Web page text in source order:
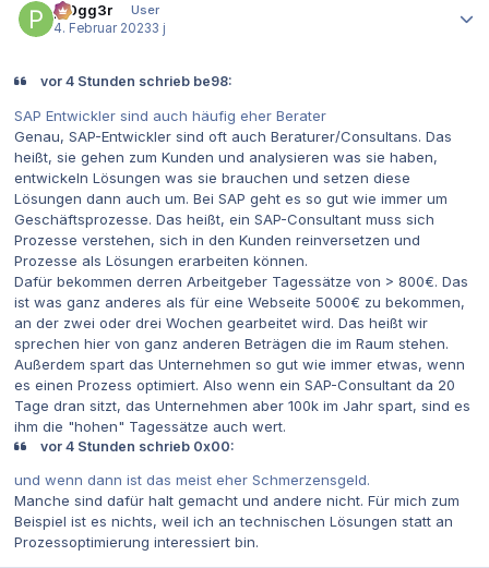
pr0gg3r
User
4. Februar 20233 j
vor 4 Stunden schrieb be98:
SAP Entwickler sind auch häufig eher Berater
Genau, SAP-Entwickler sind oft auch Beraturer/Consultans. Das
heißt, sie gehen zum Kunden und analysieren was sie haben,
entwickeln Lösungen was sie brauchen und setzen diese
Lösungen dann auch um. Bei SAP geht es so gut wie immer um
Geschäftsprozesse. Das heißt, ein SAP-Consultant muss sich
Prozesse verstehen, sich in den Kunden reinversetzen und
Prozesse als Lösungen erarbeiten können.
Dafür bekommen derren Arbeitgeber Tagessätze von > 800€. Das
ist was ganz anderes als für eine Webseite 5000€ zu bekommen,
an der zwei oder drei Wochen gearbeitet wird. Das heißt wir
sprechen hier von ganz anderen Beträgen die im Raum stehen.
Außerdem spart das Unternehmen so gut wie immer etwas, wenn
es einen Prozess optimiert. Also wenn ein SAP-Consultant da 20
Tage dran sitzt, das Unternehmen aber 100k im Jahr spart, sind es
ihm die "hohen" Tagessätze auch wert.
vor 4 Stunden schrieb 0x00:
und wenn dann ist das meist eher Schmerzensgeld.
Manche sind dafür halt gemacht und andere nicht. Für mich zum
Beispiel ist es nichts, weil ich an technischen Lösungen statt an
Prozessoptimierung interessiert bin.